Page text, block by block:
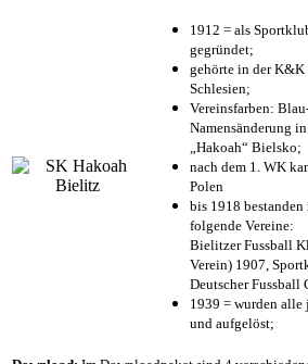
1912 = als
gegründet;
gehörte in der K&K
Schlesien;
Vereinsfarben:
Namensänderung
„Hakoah“ Bielsko;
nach dem 1. WK
Polen
bis 1918
folgende Vereine:
Bielitzer Fussball
Verein) 1907,
Deutscher
1939 = wurden alle
und aufgelöst;